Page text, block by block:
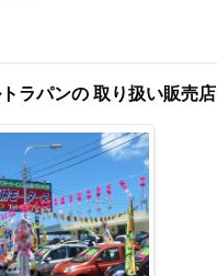
ラパンの 取り扱い販売店